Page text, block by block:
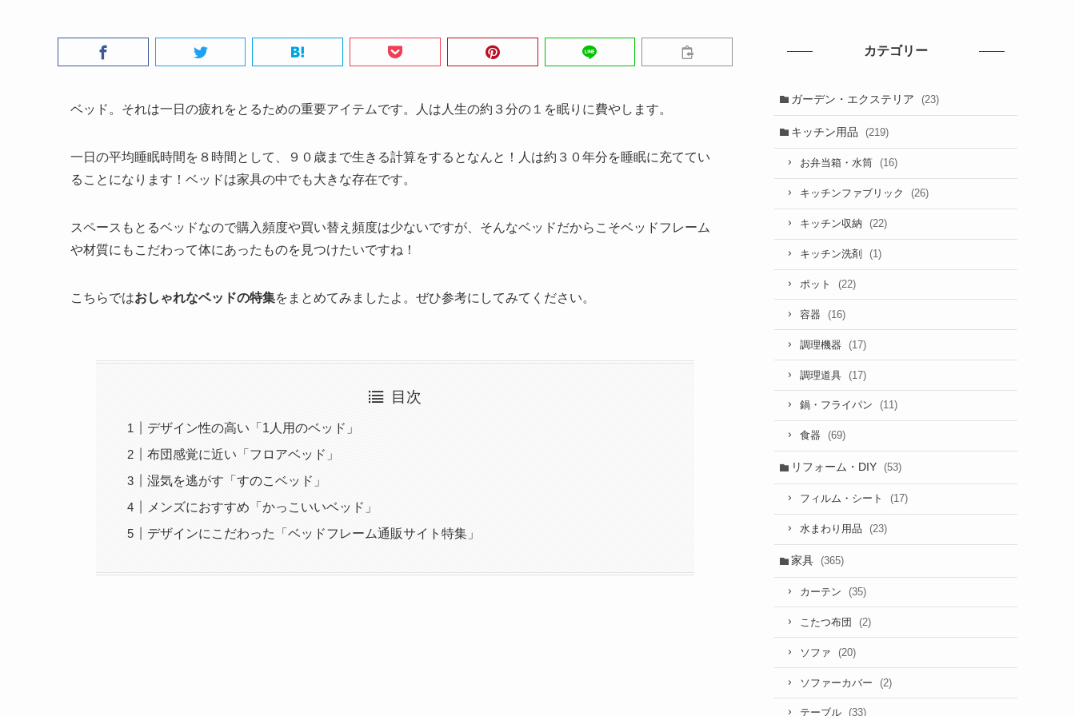
ベッド。それは一日の疲れをとるための重要アイテムです。人は人生の約３分の１を眠りに費やします。
一日の平均睡眠時間を８時間として、９０歳まで生きる計算をするとなんと！人は約３０年分を睡眠に充ててい
ることになります！ベッドは家具の中でも大きな存在です。
スペースもとるベッドなので購入頻度や買い替え頻度は少ないですが、そんなベッドだからこそベッドフレーム
や材質にもこだわって体にあったものを見つけたいですね！
こちらではおしゃれなベッドの特集をまとめてみましたよ。ぜひ参考にしてみてください。
目次
デザイン性の高い「1人用のベッド」
布団感覚に近い「フロアベッド」
湿気を逃がす「すのこベッド」
メンズにおすすめ「かっこいいベッド」
デザインにこだわった「ベッドフレーム通販サイト特集」
カテゴリー
ガーデン・エクステリア (23)
キッチン用品 (219)
お弁当箱・水筒 (16)
キッチンファブリック (26)
キッチン収納 (22)
キッチン洗剤 (1)
ポット (22)
容器 (16)
調理機器 (17)
調理道具 (17)
鍋・フライパン (11)
食器 (69)
リフォーム・DIY (53)
フィルム・シート (17)
水まわり用品 (23)
家具 (365)
カーテン (35)
こたつ布団 (2)
ソファ (20)
ソファーカバー (2)
テーブル (33)